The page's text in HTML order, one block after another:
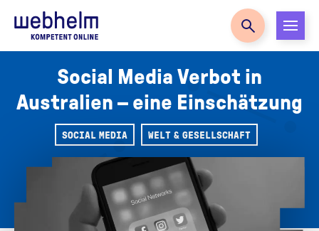
Zur Startseite
Social Media Verbot in
Australien – eine Einschätzung
SOCIAL MEDIA WELT & GESELLSCHAFT